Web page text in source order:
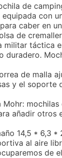
de
con
caber en
de
militar táctica
duradero.
de malla
y el
añadir otros
14,5 * 6,3
al aire
de